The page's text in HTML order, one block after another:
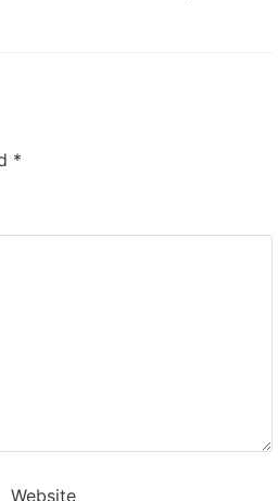
*
Website